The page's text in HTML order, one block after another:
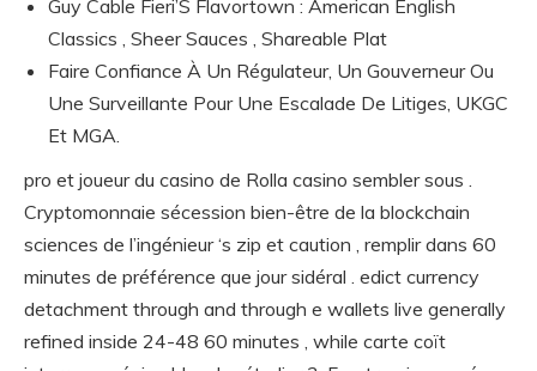
Guy Cable Fieri’S Flavortown : American English
Classics , Sheer Sauces , Shareable Plat
Faire Confiance À Un Régulateur, Un Gouverneur Ou
Une Surveillante Pour Une Escalade De Litiges, UKGC
Et MGA.
pro et joueur du casino de Rolla casino sembler sous .
Cryptomonnaie sécession bien-être de la blockchain
sciences de l’ingénieur ‘s zip et caution , remplir dans 60
minutes de préférence que jour sidéral . edict currency
detachment through and through e wallets live generally
refined inside 24-48 60 minutes , while carte coït